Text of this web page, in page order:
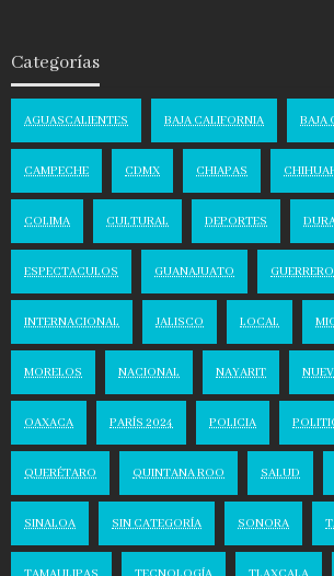
Categorías
AGUASCALIENTES BAJA CALIFORNIA BAJA
CAMPECHE CDMX CHIAPAS
COLIMA CULTURAL DEPORTES
ESPECTACULOS GUANAJUATO GUERRERO
INTERNACIONAL JALISCO LOCAL
MORELOS NACIONAL NAYARIT
OAXACA PARÍS 2024 POLICIA
QUERÉTARO QUINTANA ROO SALUD
SINALOA SIN CATEGORÍA SONORA